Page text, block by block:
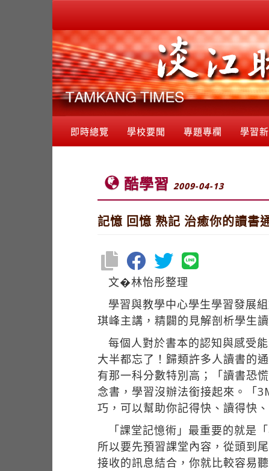
即時總覽 學校要聞 專題專欄 學習
酷學習 2009-04-13
記憶 回憶 熟記 治癒你的讀書
文�林怡彤整理
學習與教學中心學生學習發展
琪峰主講，精闢的見解剖析學生
每個人對於書本的認知與感受
大半都忘了！歸類許多人讀書的
有那一科分數特別高；「讀書恐
念書，學習沒辦法銜接起來。
巧，可以幫助你記得快、讀得快
「課堂記憶術」最重要的就是
所以要先預習課堂內容，從頭到
接收的訊息結合，你就比較容易